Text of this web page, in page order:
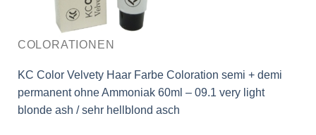
COLORATIONEN
KC Color Velvety Haar Farbe Coloration semi + demi
permanent ohne Ammoniak 60ml – 09.1 very light
blonde ash / sehr hellblond asch